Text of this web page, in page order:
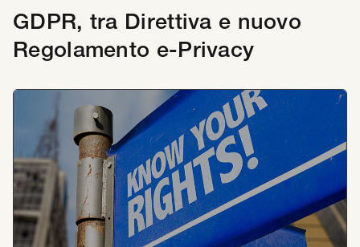
GDPR, tra Direttiva e nuovo
Regolamento e-Privacy